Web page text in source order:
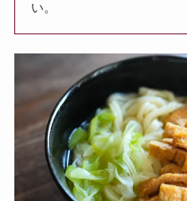
い。